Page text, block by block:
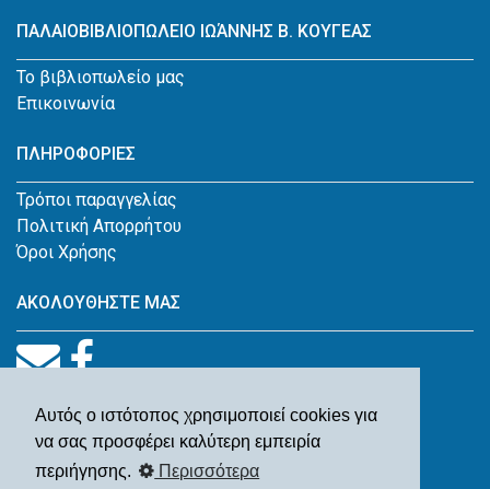
Αυτός ο ιστότοπος χρησιμοποιεί cookies για
να σας προσφέρει καλύτερη εμπειρία
περιήγησης.
Περισσότερα
ΠΑΛΑΙΟΒΙΒΛΙΟΠΩΛΕΙΟ ΙΩΆΝΝΗΣ Β. ΚΟΥΓΕΑΣ
Το βιβλιοπωλείο μας
Επικοινωνία
ΠΛΗΡΟΦΟΡΙΕΣ
Τρόποι παραγγελίας
Πολιτική Απορρήτου
Όροι Χρήσης
ΑΚΟΛΟΥΘΗΣΤΕ ΜΑΣ